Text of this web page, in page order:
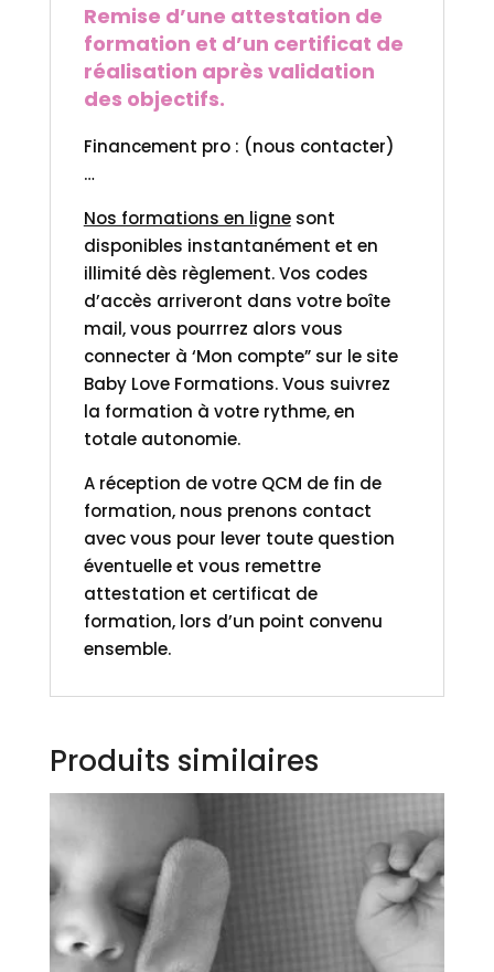
Remise d’une attestation de
formation et d’un certificat de
réalisation après validation
des objectifs.
Financement pro : (nous contacter)
…
Nos formations en lignesont
disponibles instantanément et en
illimité dès règlement. Vos codes
d’accès arriveront dans votre boîte
mail, vous pourrrez alors vous
connecter à ‘Mon compte” sur le site
Baby Love Formations. Vous suivrez
la formation à votre rythme, en
totale autonomie.
A réception de votre QCM de fin de
formation, nous prenons contact
avec vous pour lever toute question
éventuelle et vous remettre
attestation et certificat de
formation, lors d’un point convenu
ensemble.
Produits similaires